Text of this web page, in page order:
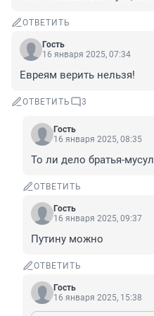
ОТВЕТИТЬ
Гость
16 января 2025, 07:34
Евреям верить нельзя!
ОТВЕТИТЬ 3
Гость
16 января 2025, 08:35
То ли дело братья-
ОТВЕТИТЬ
Гость
16 января 2025, 09:37
Путину можно
ОТВЕТИТЬ
Гость
16 января 2025, 15:38